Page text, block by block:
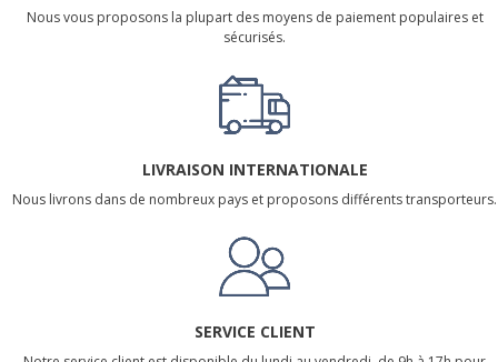
Nous vous proposons la plupart des moyens de paiement populaires et
sécurisés.
LIVRAISON INTERNATIONALE
Nous livrons dans de nombreux pays et proposons différents transporteurs.
SERVICE CLIENT